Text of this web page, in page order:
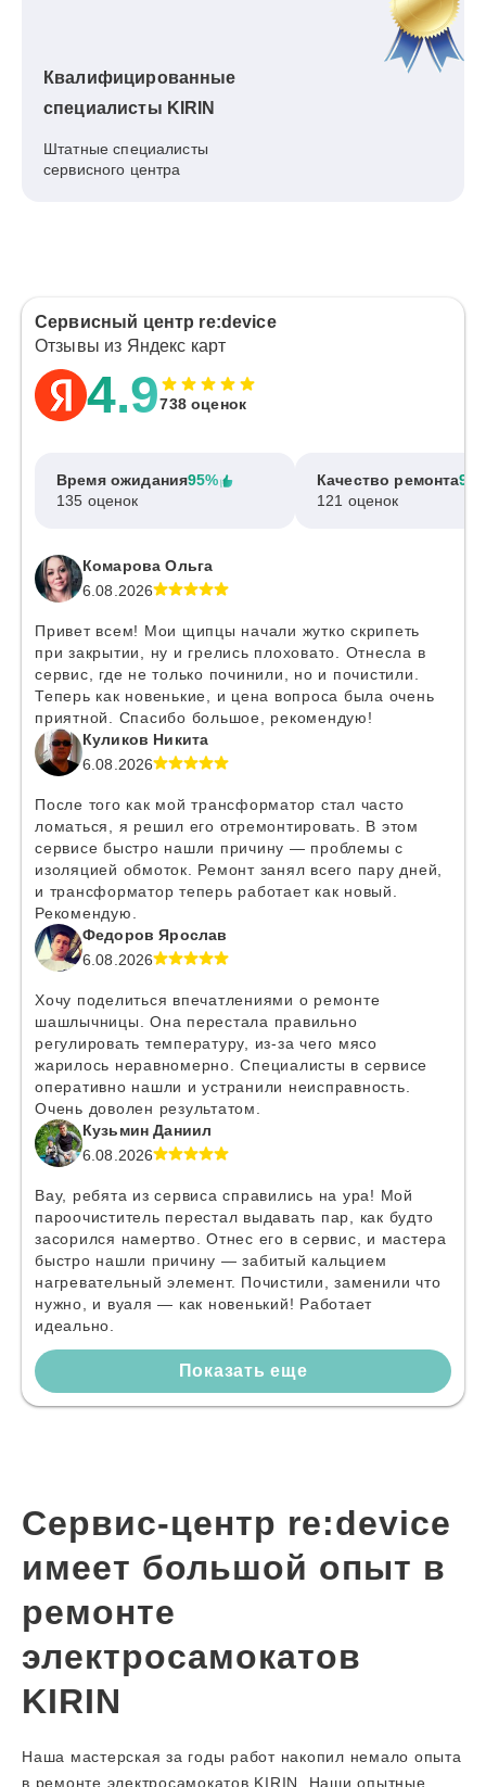
Квалифицированные
специалисты KIRIN
Штатные специалисты
сервисного центра
Сервисный центр re:device
Отзывы из Яндекс карт
4.9738 оценок
Время ожидания95%
135 оценок
Качество ремонта
121 оценок
Комарова Ольга
6.08.2026
Привет всем! Мои щипцы начали жутко скрипеть
при закрытии, ну и грелись плоховато. Отнесла в
сервис, где не только починили, но и почистили.
Теперь как новенькие, и цена вопроса была очень
приятной. Спасибо большое, рекомендую!
Куликов Никита
6.08.2026
После того как мой трансформатор стал часто
ломаться, я решил его отремонтировать. В этом
сервисе быстро нашли причину — проблемы с
изоляцией обмоток. Ремонт занял всего пару дней,
и трансформатор теперь работает как новый.
Рекомендую.
Федоров Ярослав
6.08.2026
Хочу поделиться впечатлениями о ремонте
шашлычницы. Она перестала правильно
регулировать температуру, из-за чего мясо
жарилось неравномерно. Специалисты в сервисе
оперативно нашли и устранили неисправность.
Очень доволен результатом.
Кузьмин Даниил
6.08.2026
Вау, ребята из сервиса справились на ура! Мой
пароочиститель перестал выдавать пар, как будто
засорился намертво. Отнес его в сервис, и мастера
быстро нашли причину — забитый кальцием
нагревательный элемент. Почистили, заменили что
нужно, и вуаля — как новенький! Работает
идеально.
Показать еще
Сервис-центр re:device
имеет большой опыт в
ремонте
электросамокатов
KIRIN
Наша мастерская за годы работ накопил немало опыта
в ремонте электросамокатов KIRIN. Наши опытные